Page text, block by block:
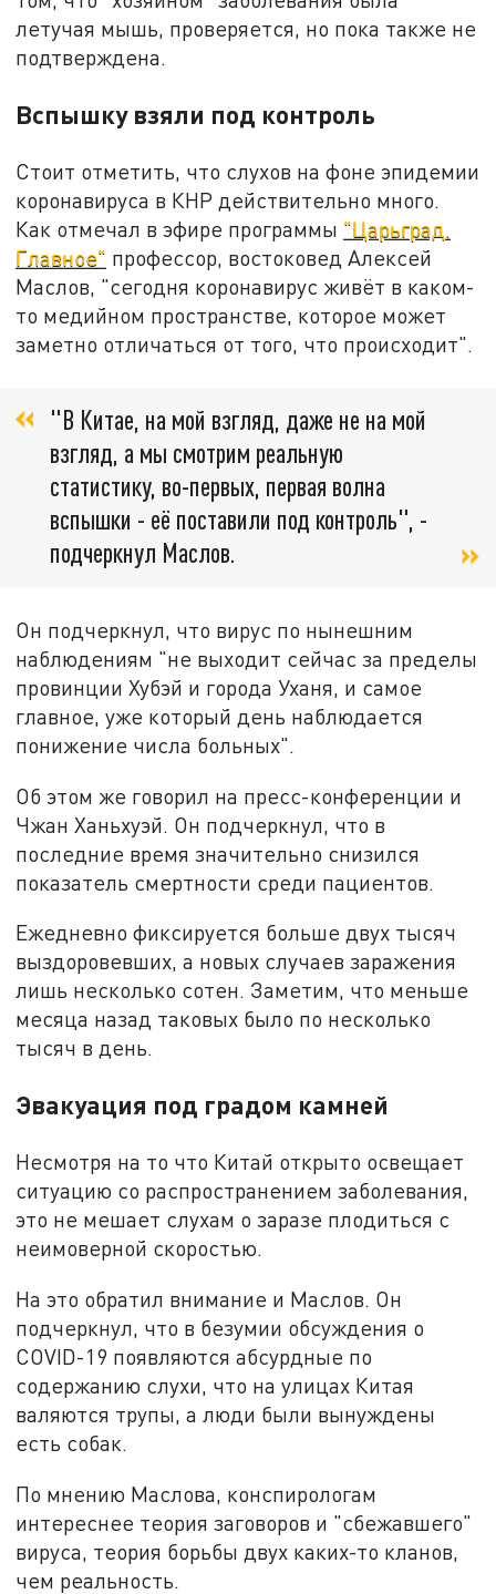
летучая мышь, проверяется, но пока также не
подтверждена.
Вспышку взяли под контроль
Стоит отметить, что слухов на фоне эпидемии
коронавируса в КНР действительно много.
Как отмечал в эфире программы "Царьград.
Главное" профессор, востоковед Алексей
Маслов, "сегодня коронавирус живёт в каком-
то медийном пространстве, которое может
заметно отличаться от того, что происходит".
"В Китае, на мой взгляд, даже не на мой
взгляд, а мы смотрим реальную
статистику, во-первых, первая волна
вспышки - её поставили под контроль", -
подчеркнул Маслов.
Он подчеркнул, что вирус по нынешним
наблюдениям "не выходит сейчас за пределы
провинции Хубэй и города Уханя, и самое
главное, уже который день наблюдается
понижение числа больных".
Об этом же говорил на пресс-конференции и
Чжан Ханьхуэй. Он подчеркнул, что в
последние время значительно снизился
показатель смертности среди пациентов.
Ежедневно фиксируется больше двух тысяч
выздоровевших, а новых случаев заражения
лишь несколько сотен. Заметим, что меньше
месяца назад таковых было по несколько
тысяч в день.
Эвакуация под градом камней
Несмотря на то что Китай открыто освещает
ситуацию со распространением заболевания,
это не мешает слухам о заразе плодиться с
неимоверной скоростью.
На это обратил внимание и Маслов. Он
подчеркнул, что в безумии обсуждения о
COVID-19 появляются абсурдные по
содержанию слухи, что на улицах Китая
валяются трупы, а люди были вынуждены
есть собак.
По мнению Маслова, конспирологам
интереснее теория заговоров и "сбежавшего"
вируса, теория борьбы двух каких-то кланов,
чем реальность.